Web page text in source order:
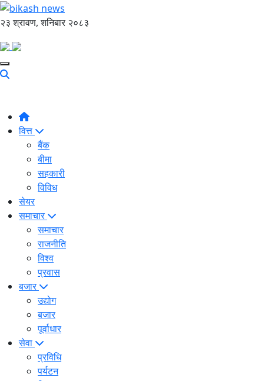
२३ श्रावण, शनिबार २०८३
वित्त
बैंक
बीमा
सहकारी
विविध
सेयर
समाचार
समाचार
राजनीति
विश्व
प्रवास
बजार
उद्योग
बजार
पूर्वाधार
सेवा
प्रविधि
पर्यटन